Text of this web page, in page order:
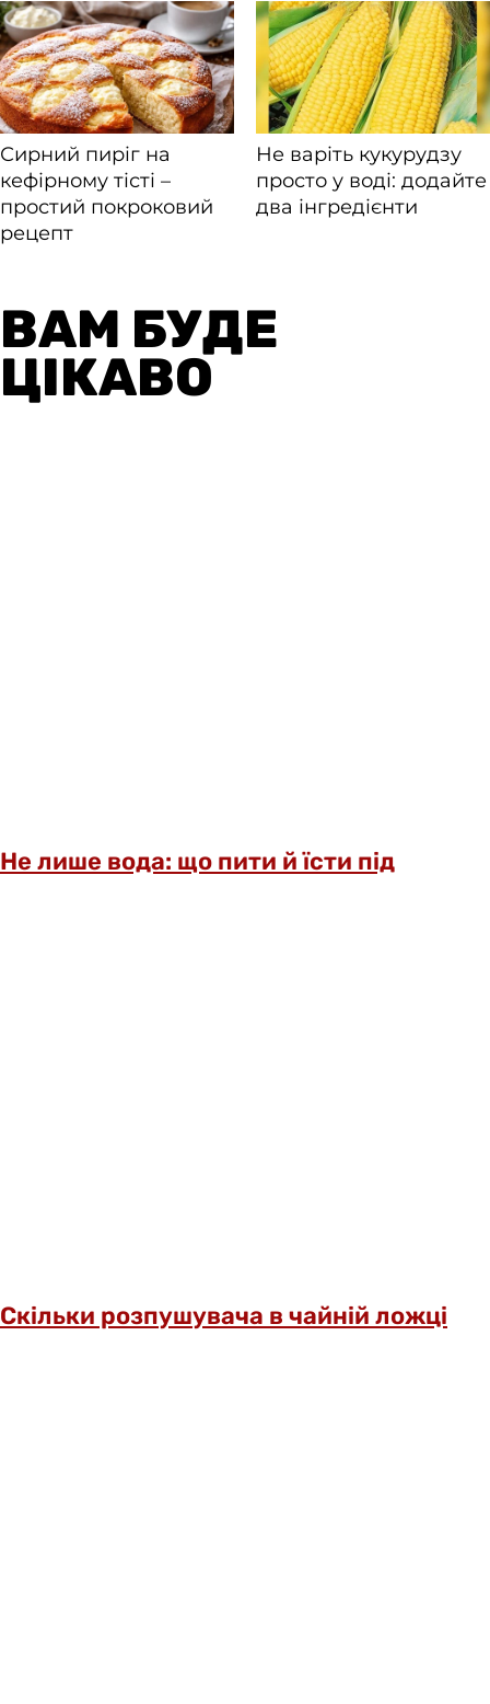
ВАМ БУДЕ
ЦІКАВО
Не лише вода: що пити й їсти під
Скільки розпушувача в чайній ложці